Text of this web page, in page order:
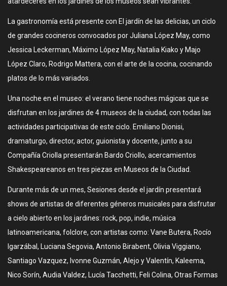
La gastronomía está presente con El jardín de las delicias, un ciclo
de grandes cocineros convocados por Juliana López May, como
Jessica Leckerman, Máximo López May, Natalia Kiako y Majo
López Claro, Rodrigo Mattera, con el arte de la cocina, cocinando
platos de lo más variados.
Una noche en el museo: el verano tiene noches mágicas que se
disfrutan en los jardines de 4 museos de la ciudad, con todas las
actividades participativas de este ciclo. Emiliano Dionisi,
dramaturgo, director, actor, guionista y docente, junto a su
Compañía Criolla presentarán Bardo Criollo, acercamientos
Shakespeareanos en tres piezas en Museos de la Ciudad.
Durante más de un mes, Sesiones desde el jardín presentará
shows de artistas de diferentes géneros musicales para disfrutar
a cielo abierto en los jardines: rock, pop, indie, música
latinoamericana, folclore, con artistas como: Vane Butera, Rocío
Igarzábal, Luciana Segovia, Antonio Birabent, Olivia Viggiano,
Santiago Vazquez, Ivonne Guzmán, Alejo y Valentín, Kaleema,
Nico Sorín, Audia Valdez, Lucía Tacchetti, Feli Colina, Otras Formas